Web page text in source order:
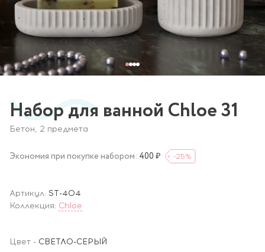
Набор для ванной Chloe 31
Бетон, 2 предмета
Экономия при покупке набором: 400 ₽ -25%
Артикул: ST-404
Коллекция: Chloe
Цвет - СВЕТЛО-СЕРЫЙ